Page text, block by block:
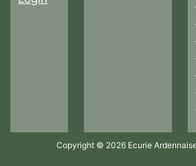
Copyright © 2026 Ecurie